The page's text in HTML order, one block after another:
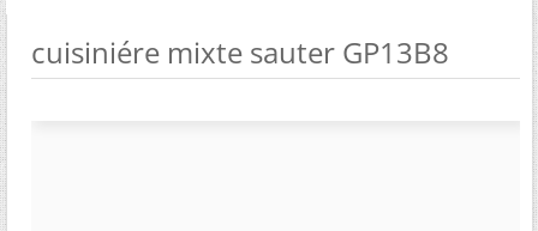
cuisiniére mixte sauter GP13B8